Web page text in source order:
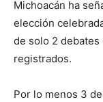
Michoacán ha
elección
de solo 2
registrados.
Por lo menos 3